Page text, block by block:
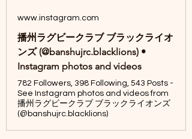
www.instagram.com
播州ラグビークラブ ブラックライオ
ンズ (@banshujrc.blacklions) •
Instagram photos and videos
782 Followers, 398 Following, 543 Posts -
See Instagram photos and videos from
播州ラグビークラブ ブラックライオンズ
(@banshujrc.blacklions)